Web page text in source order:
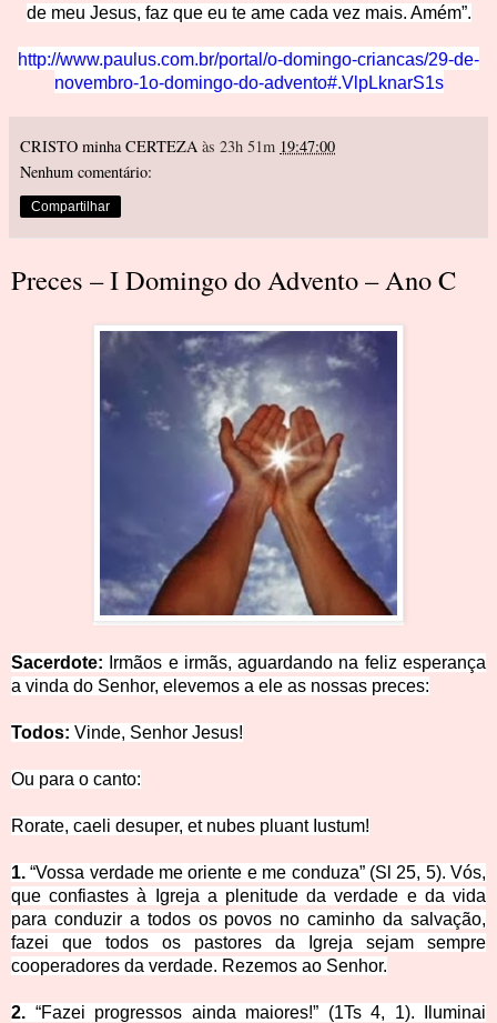
de meu Jesus, faz que eu te ame cada vez mais. Amém”.
http://www.paulus.com.br/portal/o-domingo-criancas/29-de-
novembro-1o-domingo-do-advento#.VlpLknarS1s
CRISTO minha CERTEZA às 23h 51m 19:47:00
Nenhum comentário:
Compartilhar
Preces – I Domingo do Advento – Ano C
Sacerdote: Irmãos e irmãs, aguardando na feliz esperança
a vinda do Senhor, elevemos a ele as nossas preces:
Todos: Vinde, Senhor Jesus!
Ou para o canto:
Rorate, caeli desuper, et nubes pluant Iustum!
1. “Vossa verdade me oriente e me conduza” (Sl 25, 5). Vós,
que confiastes à Igreja a plenitude da verdade e da vida
para conduzir a todos os povos no caminho da salvação,
fazei que todos os pastores da Igreja sejam sempre
cooperadores da verdade. Rezemos ao Senhor.
2. “Fazei progressos ainda maiores!” (1Ts 4, 1). Iluminai